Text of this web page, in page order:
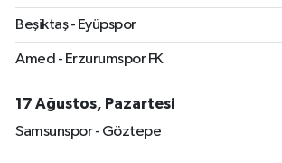
Beşiktaş - Eyüpspor
Amed - Erzurumspor FK
17 Ağustos, Pazartesi
Samsunspor - Göztepe